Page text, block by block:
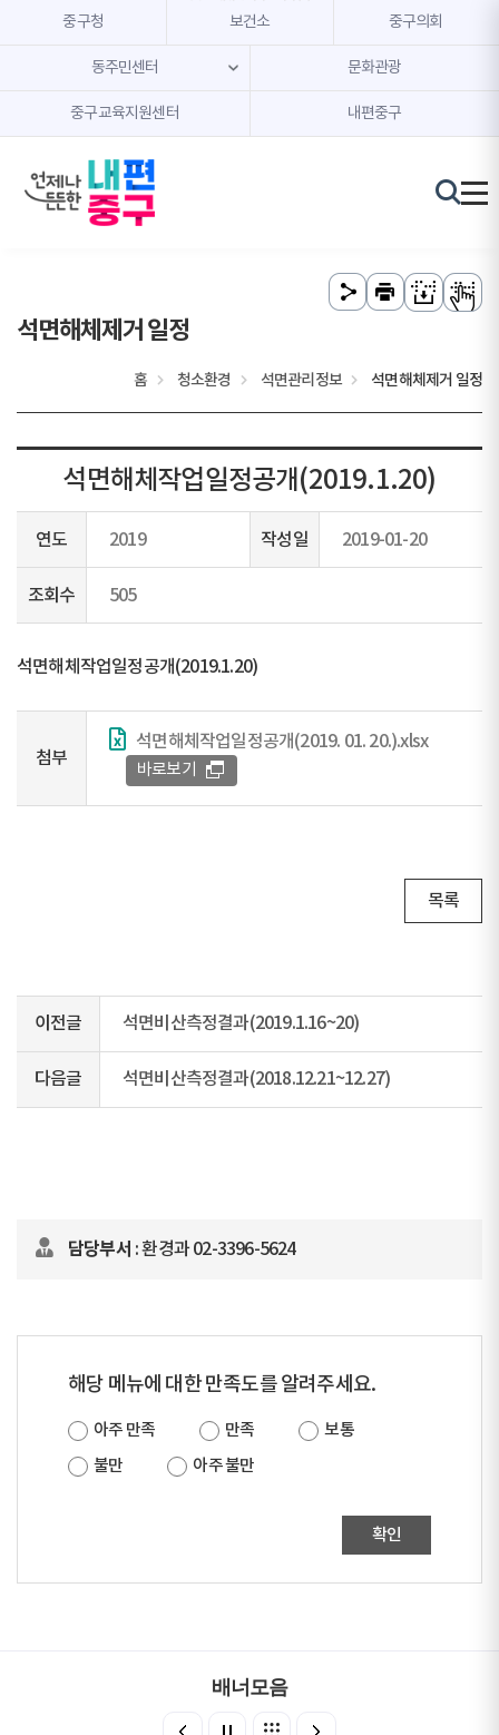
본문 내용 바로가기
주메뉴 바로가기
중구청 보건소 중구의회
동주민센터 문화관광
중구교육지원센터 내편중구
석면해체제거 일정
홈 청소환경 석면관리정보 석면해체제거 일정
석면해체작업일정공개(2019.1.20)
연도 2019 작성일 2019-01-20
조회수 505
석면해체작업일정공개(2019.1.20)
첨부
석면해체작업일정공개(2019. 01. 20.).xlsx
바로보기
목록
이전글 석면비산측정결과(2019.1.16~20)
다음글 석면비산측정결과(2018.12.21~12.27)
담당부서 : 환경과 02-3396-5624
해당 메뉴에 대한 만족도를 알려주세요.
아주 만족 만족
보통
불만
아주 불만
확인
배너모음